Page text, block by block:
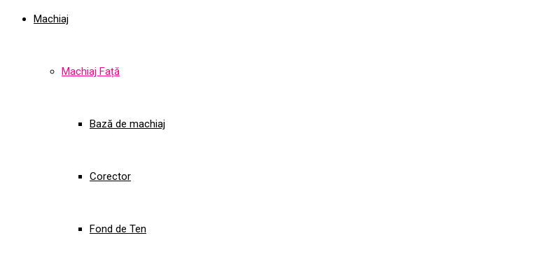
Machiaj
Machiaj Față
Bază de machiaj
Corector
Fond de Ten